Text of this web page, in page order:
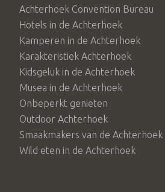
Achterhoek Convention Bureau
Hotels in de Achterhoek
Kamperen in de Achterhoek
Karakteristiek Achterhoek
Kidsgeluk in de Achterhoek
Musea in de Achterhoek
Onbeperkt genieten
Outdoor Achterhoek
Smaakmakers van de Achterhoek
Wild eten in de Achterhoek